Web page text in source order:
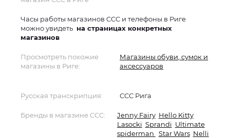
Часы работы магазинов CCC и телефоны в Риге
можно увидеть на страницах конкретных
магазинов
Просмотреть похожие
магазины в Риге:
Магазины обуви, сумок и
аксессуаров
Русская транскрипция: ССС Рига
Бренды в магазине CCC: Jenny Fairy Hello Kitty
Lasocki Sprandi Ultimate
spiderman
Star Wars Nelli